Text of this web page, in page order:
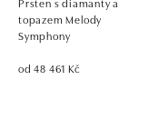
topazem Melody
Symphony
od 48 461 Kč